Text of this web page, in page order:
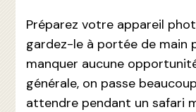
Préparez votre appareil
gardez-le à portée de main
manquer aucune
générale, on passe
attendre pendant un safari